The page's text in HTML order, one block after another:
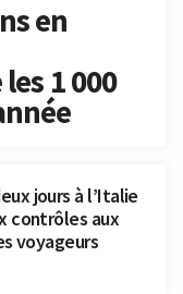
en
1 000
jours à l’Italie
contrôles aux
voyageurs